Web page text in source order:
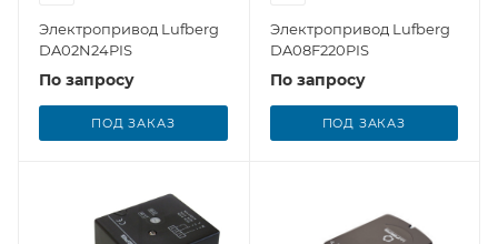
Электропривод Lufberg
DA02N24PIS
По запросу
ПОД ЗАКАЗ
Электропривод Lufberg
DA08F220PIS
По запросу
ПОД ЗАКАЗ